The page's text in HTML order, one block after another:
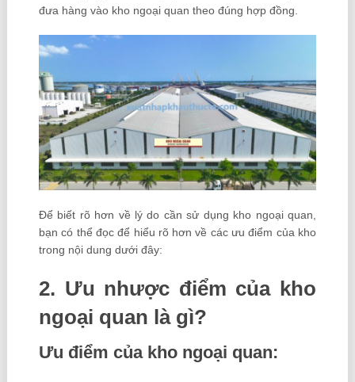
đưa hàng vào kho ngoại quan theo đúng hợp đồng.
Để biết rõ hơn về lý do cần sử dụng kho ngoại quan,
bạn có thể đọc để hiểu rõ hơn về các ưu điểm của kho
trong nội dung dưới đây:
2. Ưu nhược điểm của kho
ngoại quan là gì?
Ưu điểm của kho ngoại quan: